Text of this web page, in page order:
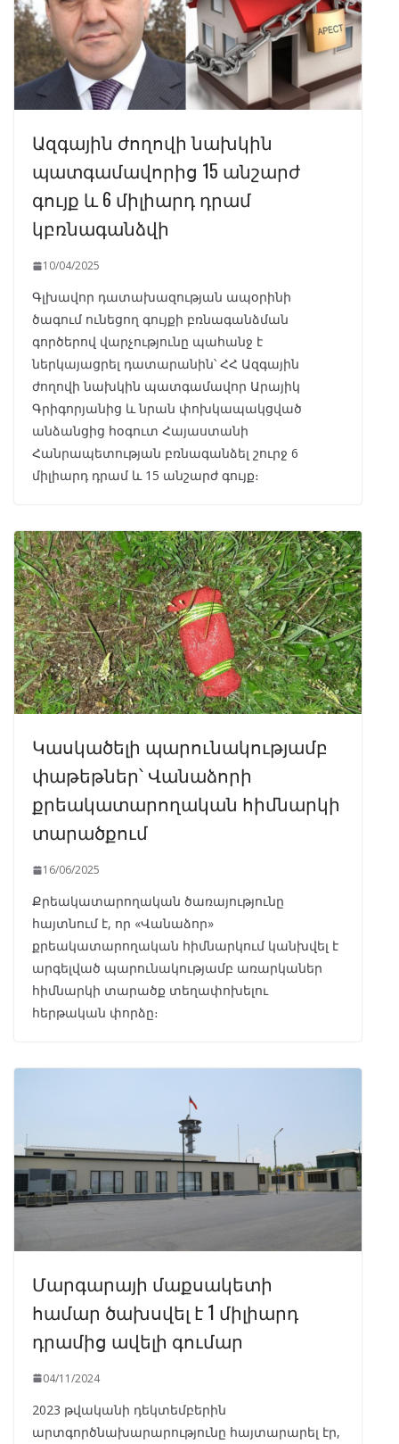
Ազգային ժողովի նախկին
պատգամավորից 15 անշարժ
գույք և 6 միլիարդ դրամ
կբռնագանձվի
10/04/2025
Գլխավոր դատախազության ապօրինի
ծագում ունեցող գույքի բռնագանձման
գործերով վարչությունը պահանջ է
ներկայացրել դատարանին՝ ՀՀ Ազգային
ժողովի նախկին պատգամավոր Արայիկ
Գրիգորյանից և նրան փոխկապակցված
անձանցից հօգուտ Հայաստանի
Հանրապետության բռնագանձել շուրջ 6
միլիարդ դրամ և 15 անշարժ գույք։
Կասկածելի պարունակությամբ
փաթեթներ՝ Վանաձորի
քրեակատարողական հիմնարկի
տարածքում
16/06/2025
Քրեակատարողական ծառայությունը
հայտնում է, որ «Վանաձոր»
քրեակատարողական հիմնարկում կանխվել է
արգելված պարունակությամբ առարկաներ
հիմնարկի տարածք տեղափոխելու
հերթական փորձը։
Մարգարայի մաքսակետի
համար ծախսվել է 1 միլիարդ
դրամից ավելի գումար
04/11/2024
2023 թվականի դեկտեմբերին
արտգործնախարարությունը հայտարարել էր,